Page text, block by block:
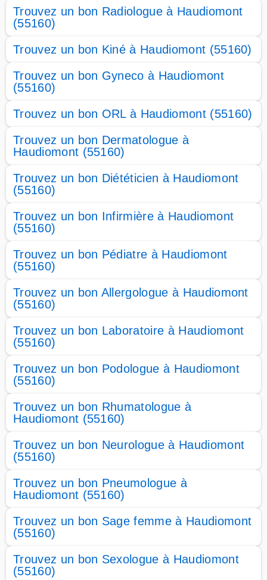
Trouvez un bon Radiologue à Haudiomont
(55160)
Trouvez un bon Kiné à Haudiomont (55160)
Trouvez un bon Gyneco à Haudiomont
(55160)
Trouvez un bon ORL à Haudiomont (55160)
Trouvez un bon Dermatologue à
Haudiomont (55160)
Trouvez un bon Diététicien à Haudiomont
(55160)
Trouvez un bon Infirmière à Haudiomont
(55160)
Trouvez un bon Pédiatre à Haudiomont
(55160)
Trouvez un bon Allergologue à Haudiomont
(55160)
Trouvez un bon Laboratoire à Haudiomont
(55160)
Trouvez un bon Podologue à Haudiomont
(55160)
Trouvez un bon Rhumatologue à
Haudiomont (55160)
Trouvez un bon Neurologue à Haudiomont
(55160)
Trouvez un bon Pneumologue à
Haudiomont (55160)
Trouvez un bon Sage femme à Haudiomont
(55160)
Trouvez un bon Sexologue à Haudiomont
(55160)